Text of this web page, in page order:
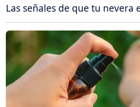
Las señales de que tu nevera